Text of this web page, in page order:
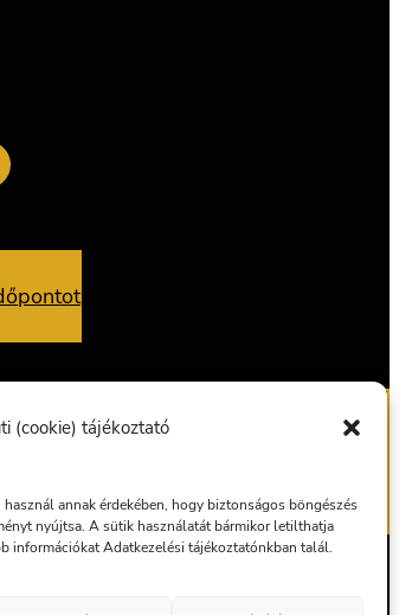
(cookie) tájékoztató
annak érdekében, hogy biztonságos böngészés
nyújtsa. A sütik használatát bármikor letilthatja
információkat Adatkezelési tájékoztatónkban talál.